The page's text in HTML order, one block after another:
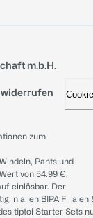
m.b.H.
zum
Pants und
von 54.99 €,
einlösbar. Der
in allen BIPA Filialen
tiptoi Starter Sets